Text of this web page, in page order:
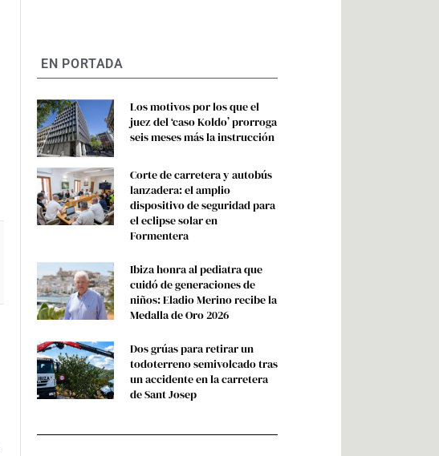
EN PORTADA
Los motivos por los que el
juez del ‘caso Koldo’ prorroga
seis meses más la instrucción
Corte de carretera y autobús
lanzadera: el amplio
dispositivo de seguridad para
el eclipse solar en
Formentera
Ibiza honra al pediatra que
cuidó de generaciones de
niños: Eladio Merino recibe la
Medalla de Oro 2026
Dos grúas para retirar un
todoterreno semivolcado tras
un accidente en la carretera
de Sant Josep